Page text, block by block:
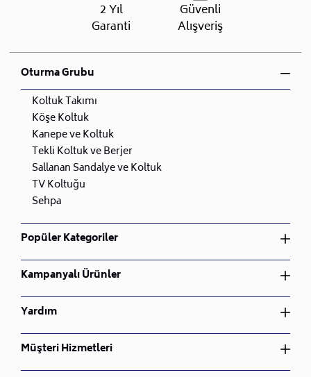
2 Yıl
Garanti
Güvenli
Alışveriş
Oturma Grubu
Koltuk Takımı
Köşe Koltuk
Kanepe ve Koltuk
Tekli Koltuk ve Berjer
Sallanan Sandalye ve Koltuk
TV Koltuğu
Sehpa
Popüler Kategoriler
Yatak Odası Takımı
Yemek Odası Takımı
Oturma Odası Takımı
Çocuk Odası Takımı
Bahçe Mobilyası
Nevresim Takımı
Kampanyalı Ürünler
Yatak Odası Takımı
Yemek Odası Takımı
Oturma Odası Takımı
Çocuk Odası Takımı
Bahçe Mobilyası
Yardım
Üyelik Sözleşmesi
İptal ve İade Koşulları
Gizlilik ve Güvenlik
Müşteri Hizmetleri